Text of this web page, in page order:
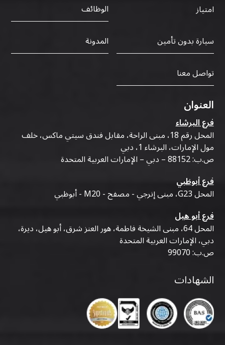
امتياز
الوظائف
سيارة بدون تأمين
المدونة
تواصل معنا
العنوان
فرع البرشاء
المحل رقم 18، مبنى الراحة، مقابل فندق سيتي ماكس، خلف
مول الإمارات، البرشاء 1، دبي
ص.ب: 88152 – دبي – الإمارات العربية المتحدة
فرع أبوظبي
المحل G23، مبنى إنرجي - مصفح - M20 - أبوظبي
فرع أبو هيل
المحل 64، مبنى الشيخة فاطمة، هور العنز شرق، أبو هيل، ديرة،
دبي، الإمارات العربية المتحدة
ص.ب: 99070
الشهادات